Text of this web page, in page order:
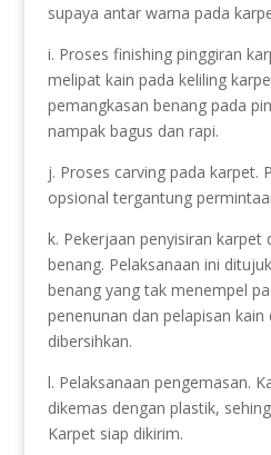
supaya antar warna pada
i. Proses finishing pinggiran
melipat kain pada keliling
pemangkasan benang pada
nampak bagus dan rapi.
j. Proses carving pada karpet.
opsional tergantung
k. Pekerjaan penyisiran karpet
benang. Pelaksanaan ini
benang yang tak menempel
penenunan dan pelapisan
dibersihkan.
l. Pelaksanaan pengemasan.
dikemas dengan plastik,
Karpet siap dikirim.